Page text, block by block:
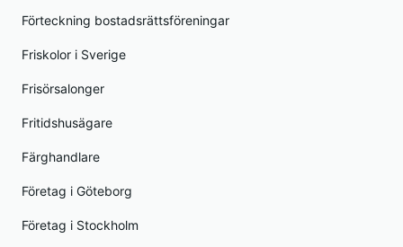
Förteckning bostadsrättsföreningar
Friskolor i Sverige
Frisörsalonger
Fritidshusägare
Färghandlare
Företag i Göteborg
Företag i Stockholm